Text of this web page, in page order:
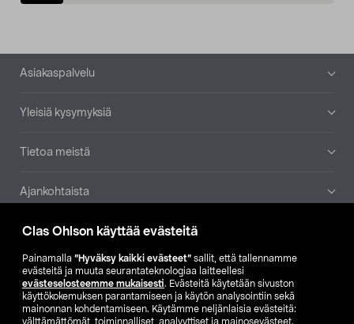
Clas Ohlson käyttää evästeitä
Painamalla ”Hyväksy kaikki evästeet” sallit, että tallennamme
evästeitä ja muuta seurantateknologiaa laitteellesi
evästeselosteemme mukaisesti. Evästeitä käytetään sivuston
käyttökokemuksen parantamiseen ja käytön analysointiin sekä
mainonnan kohdentamiseen. Käytämme neljänlaisia evästeitä:
välttämättömät, toiminnalliset, analyyttiset ja mainosevästeet.
Alatunniste
Asiakaspalvelu
Yleisiä kysymyksiä
Tietoa meistä
Ajankohtaista
Muut yrityksemme
Etsi myymälä
SE NO FI